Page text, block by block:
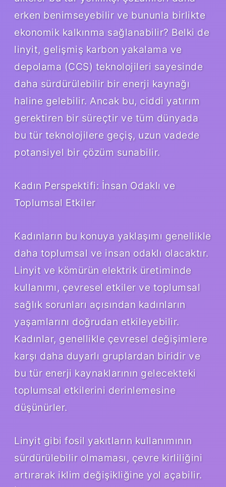
erken benimseyebilir ve bununla birlikte
ekonomik kalkınma sağlanabilir? Belki de
linyit, gelişmiş karbon yakalama ve
depolama (CCS) teknolojileri sayesinde
daha sürdürülebilir bir enerji kaynağı
haline gelebilir. Ancak bu, ciddi yatırım
gerektiren bir süreçtir ve tüm dünyada
bu tür teknolojilere geçiş, uzun vadede
potansiyel bir çözüm sunabilir.
Kadın Perspektifi: İnsan Odaklı ve
Toplumsal Etkiler
Kadınların bu konuya yaklaşımı genellikle
daha toplumsal ve insan odaklı olacaktır.
Linyit ve kömürün elektrik üretiminde
kullanımı, çevresel etkiler ve toplumsal
sağlık sorunları açısından kadınların
yaşamlarını doğrudan etkileyebilir.
Kadınlar, genellikle çevresel değişimlere
karşı daha duyarlı gruplardan biridir ve
bu tür enerji kaynaklarının gelecekteki
toplumsal etkilerini derinlemesine
düşünürler.
Linyit gibi fosil yakıtların kullanımının
sürdürülebilir olmaması, çevre kirliliğini
artırarak iklim değişikliğine yol açabilir.